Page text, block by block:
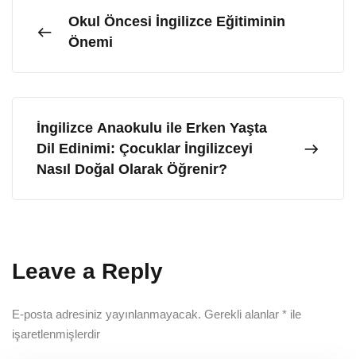
Okul Öncesi İngilizce Eğitiminin
Önemi
İngilizce Anaokulu ile Erken Yaşta
Dil Edinimi: Çocuklar İngilizceyi
Nasıl Doğal Olarak Öğrenir?
Leave a Reply
E-posta adresiniz yayınlanmayacak. Gerekli alanlar * ile
işaretlenmişlerdir